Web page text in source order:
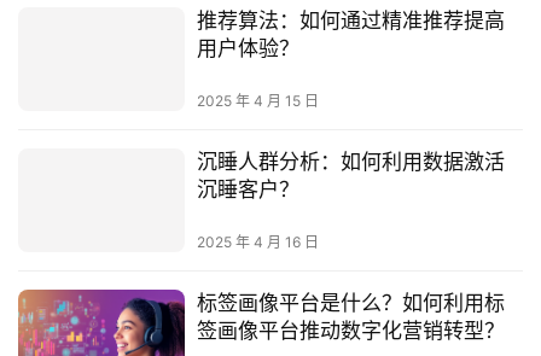
推荐算法：如何通过精准推荐提高
用户体验？
2025 年 4 月 15 日
沉睡人群分析：如何利用数据激活
沉睡客户？
2025 年 4 月 16 日
标签画像平台是什么？如何利用标
签画像平台推动数字化营销转型？